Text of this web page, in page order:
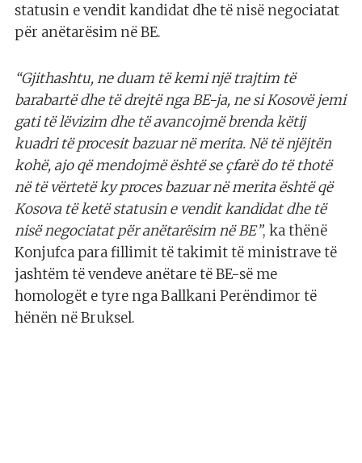
statusin e vendit kandidat dhe të nisë negociatat
për anëtarësim në BE.
“Gjithashtu, ne duam të kemi një trajtim të
barabartë dhe të drejtë nga BE-ja, ne si Kosovë jemi
gati të lëvizim dhe të avancojmë brenda këtij
kuadri të procesit bazuar në merita. Në të njëjtën
kohë, ajo që mendojmë është se çfarë do të thotë
në të vërtetë ky proces bazuar në merita është që
Kosova të ketë statusin e vendit kandidat dhe të
nisë negociatat për anëtarësim në BE”, ka thënë
Konjufca para fillimit të takimit të ministrave të
jashtëm të vendeve anëtare të BE-së me
homologët e tyre nga Ballkani Perëndimor të
hënën në Bruksel.